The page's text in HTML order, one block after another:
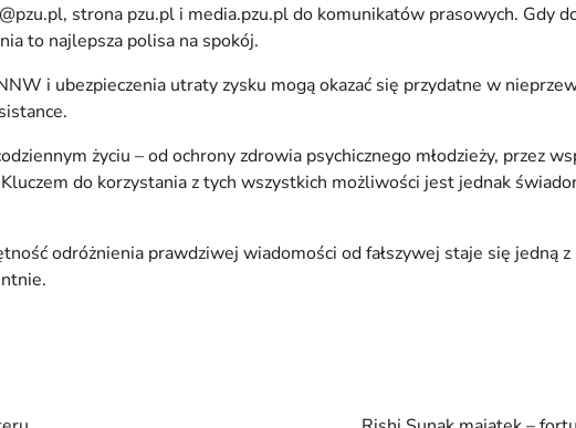
strona pzu.pl i media.pzu.pl do komunikatów prasowych. Gdy
to najlepsza polisa na spokój.
i ubezpieczenia utraty zysku mogą okazać się przydatne w
życiu – od ochrony zdrowia psychicznego młodzieży, przez
do korzystania z tych wszystkich możliwości jest jednak
odróżnienia prawdziwej wiadomości od fałszywej staje się jedną